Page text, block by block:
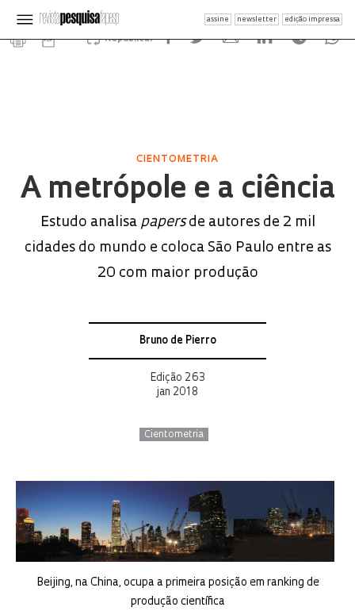
assine newsletter edição impressa
Republicar
CIENTOMETRIA
A metrópole e a ciência
Estudo analisa papersde autores de 2 mil
cidades do mundo e coloca São Paulo entre as
20 com maior produção
Bruno de Pierro
Edição 263
jan 2018
Cientometria
Beijing, na China, ocupa a primeira posição em ranking de
produção científica